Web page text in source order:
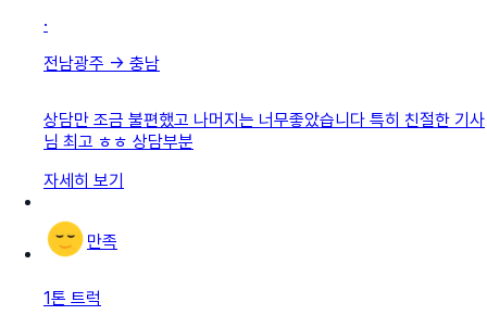
·
전남광주 → 충남
상담만 조금 불편했고 나머지는 너무좋았습니다 특히 친절한 기사
님 최고 ㅎㅎ 상담부분
자세히 보기
만족
1톤 트럭